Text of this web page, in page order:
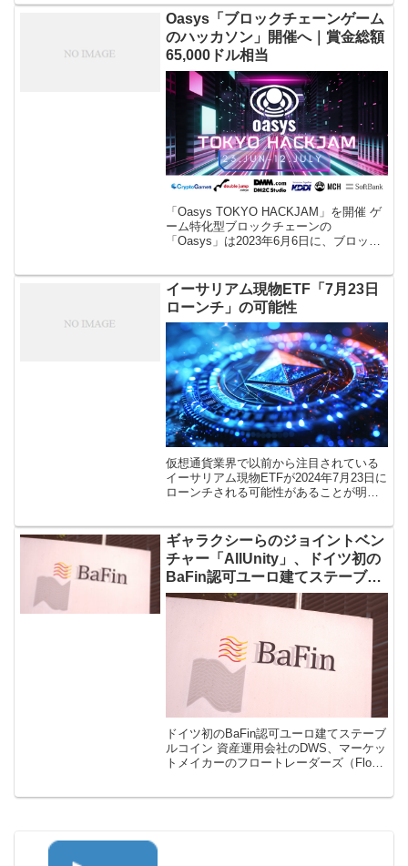
た。 今回メタプラネットが追加 […]
Oasys「ブロックチェーンゲーム
のハッカソン」開催へ｜賞金総額
65,000ドル相当
「Oasys TOKYO HACKJAM」を開催 ゲ
ーム特化型ブロックチェーンの
「Oasys」は2023年6月6日に、ブロック
で開催す […]
イーサリアム現物ETF「7月23日
ローンチ」の可能性
仮想通貨業界で以前から注目されている
イーサリアム現物ETFが2024年7月23日に
ローンチされる可能性があることが明ら
によると、米国証券 […]
ギャラクシーらのジョイントベン
チャー「AllUnity」、ドイツ初の
BaFin認可ユーロ建てステーブル
コイン「EURAU」ローンチ
ドイツ初のBaFin認可ユーロ建てステーブ
ルコイン 資産運用会社のDWS、マーケッ
トメイカーのフロートレーダーズ（Flow